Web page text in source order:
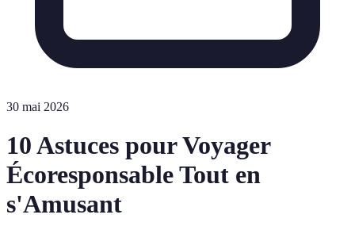
30 mai 2026
10 Astuces pour Voyager
Écoresponsable Tout en
s'Amusant